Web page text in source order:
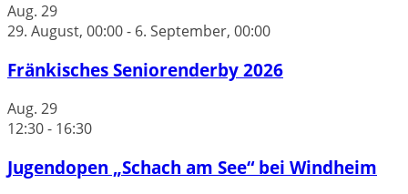
Aug. 29
29. August, 00:00- 6. September, 00:00
Fränkisches Seniorenderby 2026
Aug. 29
12:30- 16:30
Jugendopen „Schach am See“ bei Windheim